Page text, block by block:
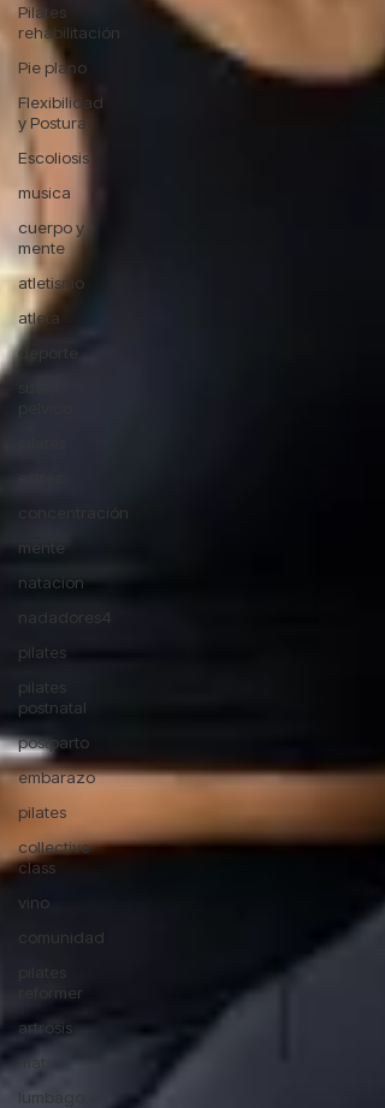
Pilates
rehabilitación
Pie plano
Flexibilidad
y Postura
Escoliosis
musica
cuerpo y
mente
atletismo
atleta
deporte
pelvico
concentración
mente
natacion
nadadores4
pilates
pilates
postnatal
postparto
embarazo
pilates
collective
class
vino
comunidad
pilates
reformer
artrosis
mat
lumbago